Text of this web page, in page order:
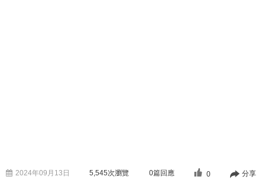
2024年09月13日 5,545次瀏覽 0篇回應 0 分享